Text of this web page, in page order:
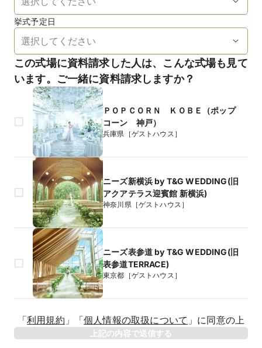
挙式予定日
この式場に資料請求した人は、こんな式場も見て
います。ご一緒に資料請求しますか？
ＰＯＰＣＯＲＮ ＫＯＢＥ（ポップ
コーン 神戸）
兵庫県［ゲストハウス］
ニーズ新横浜 by T&G WEDDING(旧
アクアテラス迎賓館 新横浜)
神奈川県［ゲストハウス］
ニーズ表参道 by T&G WEDDING(旧
表参道TERRACE)
東京都［ゲストハウス］
年
「利用規約 」 「個人情報の取扱について 」 に同意の上
上記の内容で送信する